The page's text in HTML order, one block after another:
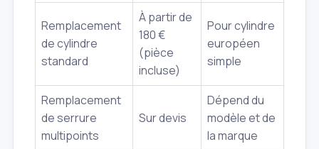
Remplacement
de cylindre
standard
À partir de
180 €
(pièce
incluse)
Pour cylindre
européen
simple
Remplacement
de serrure
multipoints
Sur devis
Dépend du
modèle et de
la marque